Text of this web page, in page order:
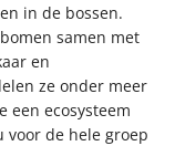
in de bossen.
samen met
en
ze onder meer
een ecosysteem
voor de hele groep